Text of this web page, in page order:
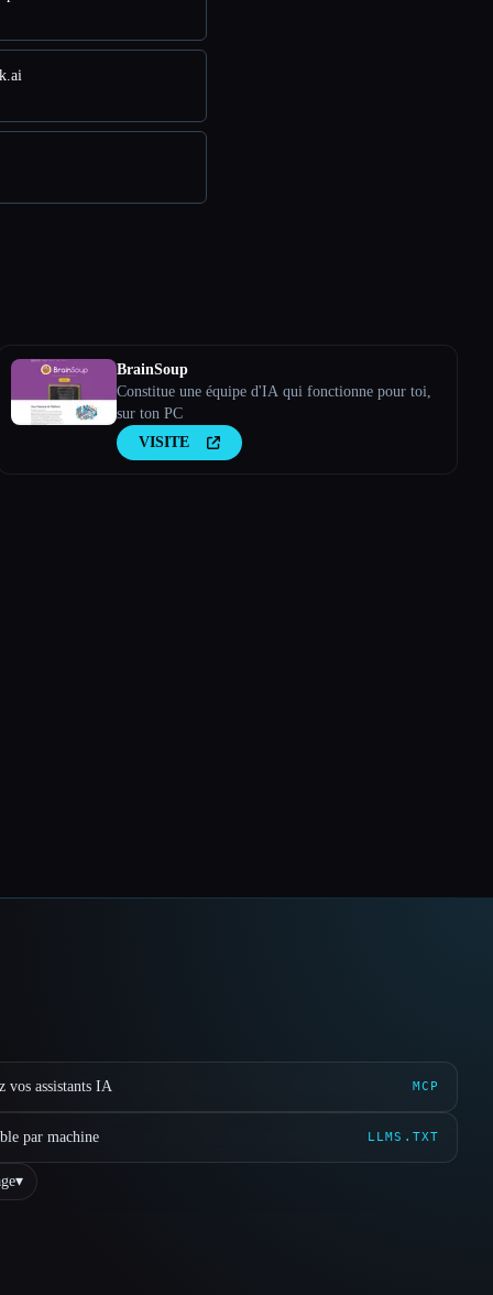
BrainSoup
Constitue une équipe d'IA qui fonctionne pour toi,
sur ton PC
VISITE
vos assistants IA MCP
par machine LLMS.TXT
▾